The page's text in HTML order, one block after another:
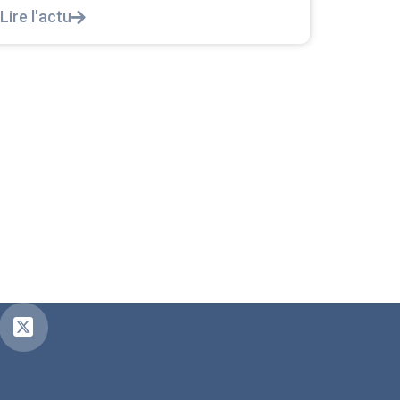
L’intersyndicale PNC/Pilotes unie exige une
réponse législative Courrier Intersyndical : Lire